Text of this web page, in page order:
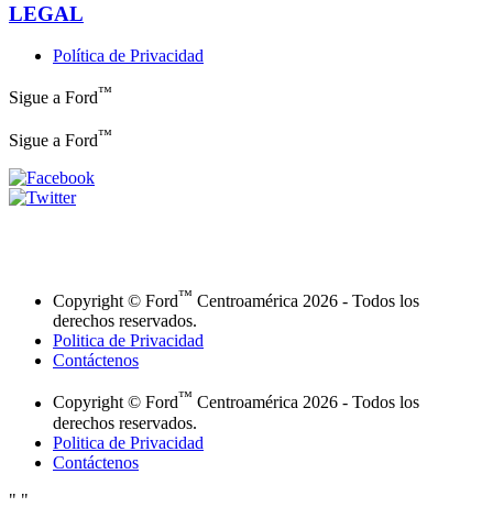
LEGAL
Política de Privacidad
Sigue a Ford™
Sigue a Ford™
Copyright © Ford™ Centroamérica 2026 - Todos los
derechos reservados.
Politica de Privacidad
Contáctenos
Copyright © Ford™ Centroamérica 2026 - Todos los
derechos reservados.
Politica de Privacidad
Contáctenos
" "